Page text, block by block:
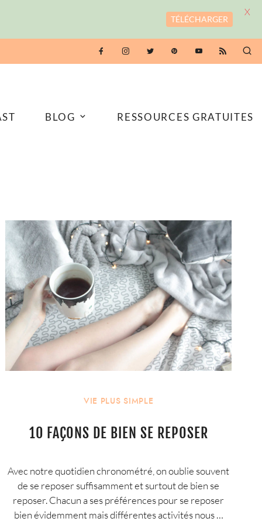
BLOG RESSOURCES GRATUITES
VIE PLUS SIMPLE
10 FAÇONS DE BIEN SE REPOSER
Avec notre quotidien chronométré, on oublie souvent
de se reposer suffisamment et surtout de bien se
reposer. Chacun a ses préférences pour se reposer
bien évidemment mais différentes activités nous …
TÉLÉCHARGER
X